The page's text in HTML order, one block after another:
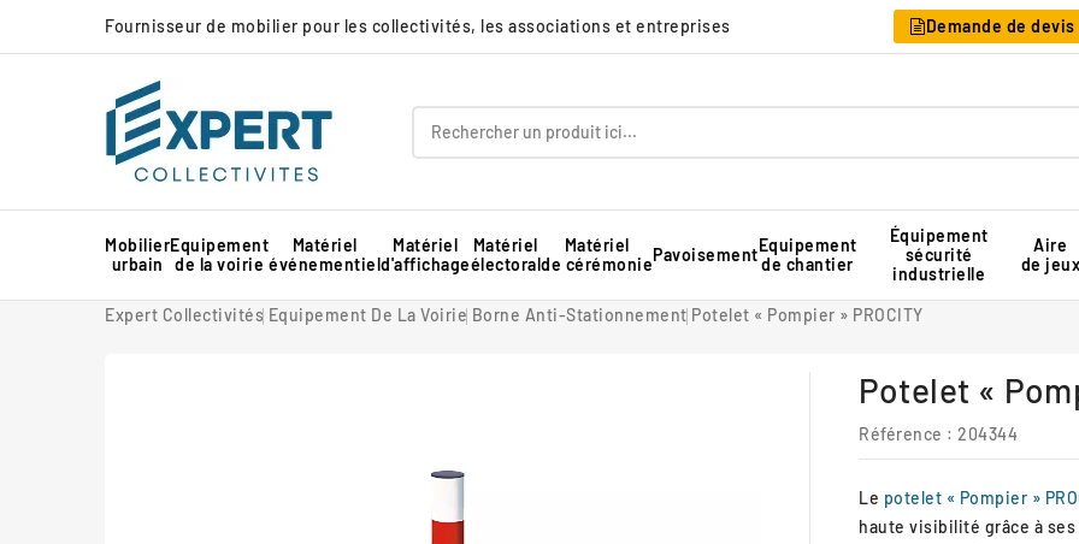
Fournisseur de mobilier pour les collectivités, les associations et entreprises Demande de devis
Mobilier
urbain
Equipement
de la voirie
Matériel
événementiel
Matériel
d'affichage
Matériel
électoral
Matériel
de cérémoniePavoisementEquipement
de chantier
Équipement
sécurité
industrielle
Aire
de jeux
Expert Collectivités Equipement De La Voirie Borne Anti-Stationnement Potelet « Pompier » PROCITY
Potelet «
Référence : 204344
Le potelet « Pompier »
haute visibilité grâce à